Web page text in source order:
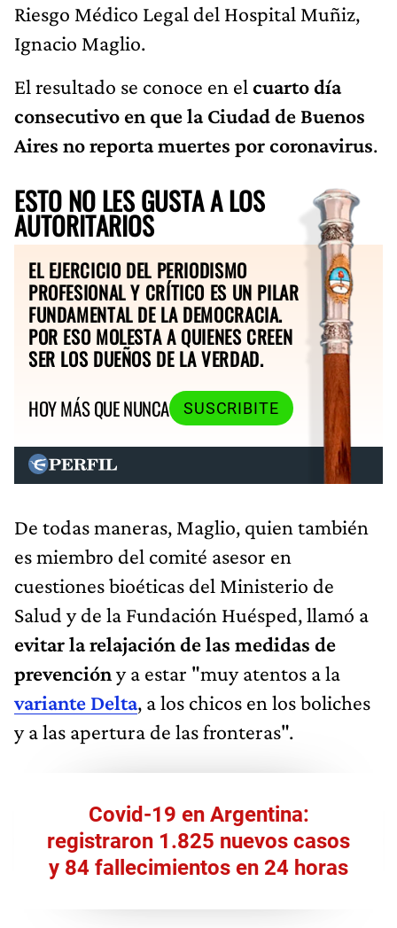
Riesgo Médico Legal del Hospital Muñiz,
Ignacio Maglio.
El resultado se conoce en el cuarto día
consecutivo en que la Ciudad de Buenos
Aires no reporta muertes por coronavirus.
ESTO NO LES GUSTA A LOS
AUTORITARIOS
EL EJERCICIO DEL PERIODISMO
PROFESIONAL Y CRÍTICO ES UN PILAR
FUNDAMENTAL DE LA DEMOCRACIA.
POR ESO MOLESTA A QUIENES CREEN
SER LOS DUEÑOS DE LA VERDAD.
HOY MÁS QUE NUNCA
SUSCRIBITE
De todas maneras, Maglio, quien también
es miembro del comité asesor en
cuestiones bioéticas del Ministerio de
Salud y de la Fundación Huésped, llamó a
evitar la relajación de las medidas de
prevencióny a estar "muy atentos a la
variante Delta, a los chicos en los boliches
y a las apertura de las fronteras".
Covid-19 en Argentina:
registraron 1.825 nuevos casos
y 84 fallecimientos en 24 horas